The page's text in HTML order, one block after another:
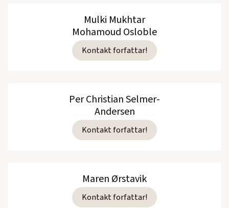
Mulki Mukhtar
Mohamoud Osloble
Kontakt forfattar!
Per Christian Selmer-
Andersen
Kontakt forfattar!
Maren Ørstavik
Kontakt forfattar!